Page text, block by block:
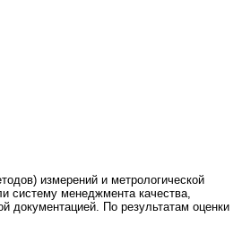
измерений и метрологической
систему менеджмента качества,
документацией. По результатам оценки